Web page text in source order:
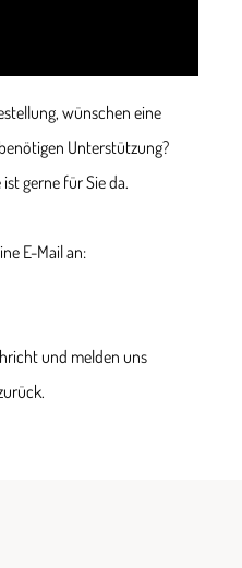
wünschen eine
Unterstützung?
gerne für Sie da.
E-Mail an:
und melden uns